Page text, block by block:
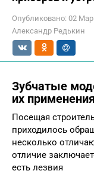
Опубликовано: 02 Мар
Александр Редькин
Зубчатые
их применения
Посещая
приходилось
несколько
отличие
есть лезвия